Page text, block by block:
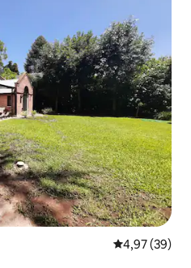
Wybór gości
Średnia
4,97 (39)